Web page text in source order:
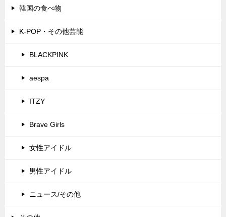
韓国の食べ物
K-POP・その他芸能
BLACKPINK
aespa
ITZY
Brave Girls
女性アイドル
男性アイドル
ニュース/その他